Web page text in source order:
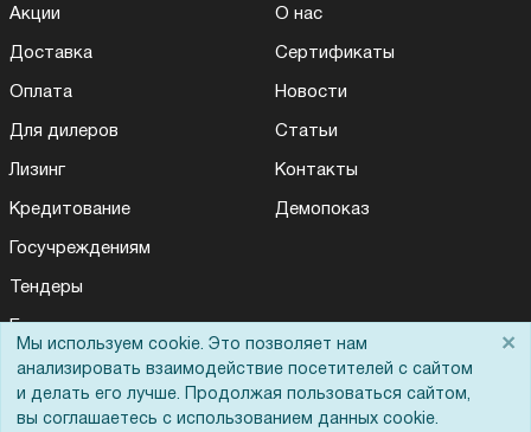
Акции
Доставка
Оплата
Для дилеров
Лизинг
Кредитование
Госучреждениям
Тендеры
Бренды
ЭДО
О нас
Сертификаты
Новости
Статьи
Контакты
Демопоказ
Мы используем cookie. Это позволяет нам
анализировать взаимодействие посетителей с сайтом
и делать его лучше. Продолжая пользоваться сайтом,
вы соглашаетесь с использованием данных cookie.
×